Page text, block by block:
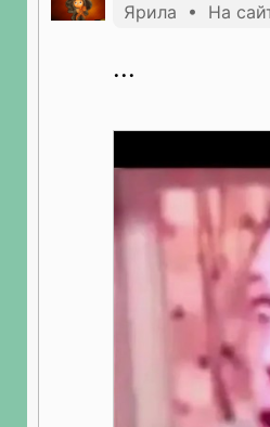
Ярила • На
...